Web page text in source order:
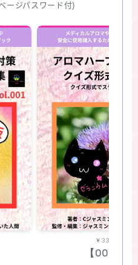
ージパスワード付)
￥330
【002】